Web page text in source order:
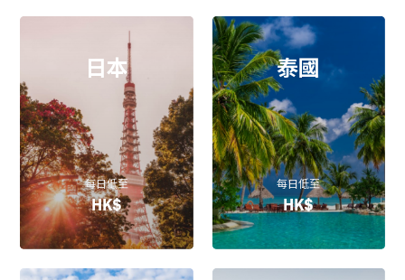
日本
每日低至
HK$
泰國
每日低至
HK$